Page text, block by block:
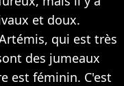
et doux.
qui est très
des jumeaux
est féminin. C'est